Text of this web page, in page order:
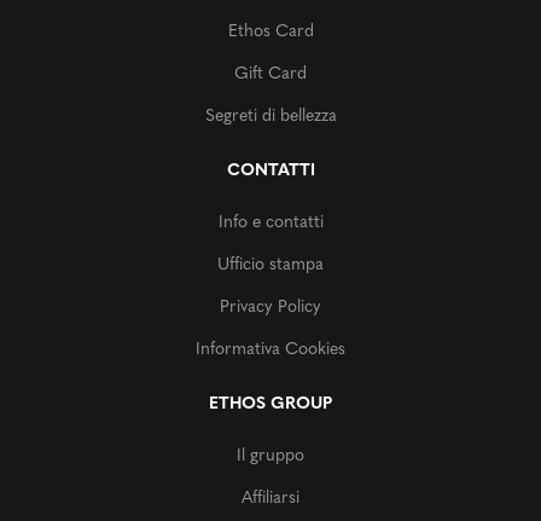
Ethos Card
Gift Card
Segreti di bellezza
CONTATTI
Info e contatti
Ufficio stampa
Privacy Policy
Informativa Cookies
ETHOS GROUP
Il gruppo
Affiliarsi